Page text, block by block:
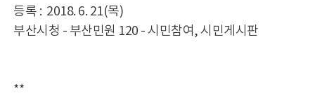
등록 : 2018. 6. 21(목)
부산시청 - 부산민원 120 - 시민참여, 시민게시판
**